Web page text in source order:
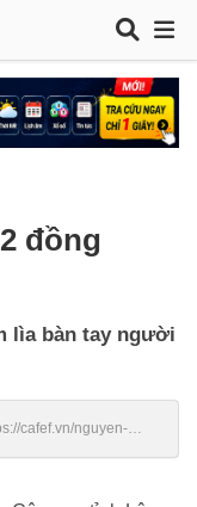
đồng
lìa bàn tay người
cafef.vn/nguyen-